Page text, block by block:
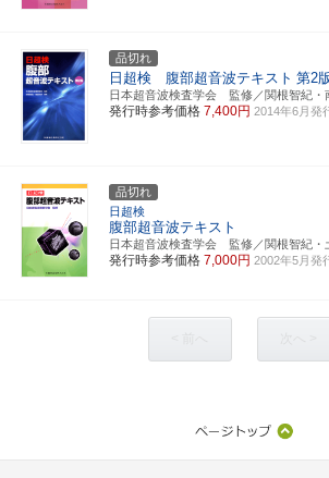
品切れ
日超検 腹部超音波テキスト 第2
日本超音波検査学会 監修／関根智紀
発行時参考価格 7,400円 2014年6月発
品切れ
日超検
腹部超音波テキスト
日本超音波検査学会 監修／関根智紀
発行時参考価格 7,000円 2002年5月発